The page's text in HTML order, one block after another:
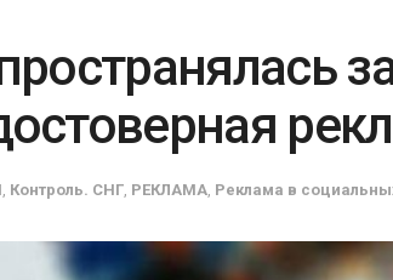
Контроль. СНГ РЕКЛАМА Реклама в